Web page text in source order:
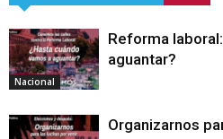
Nacional
Reforma
aguantar?
Organizarnos